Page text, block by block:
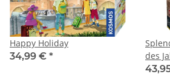
Happy Holiday
34,99 € *
Splendor
des